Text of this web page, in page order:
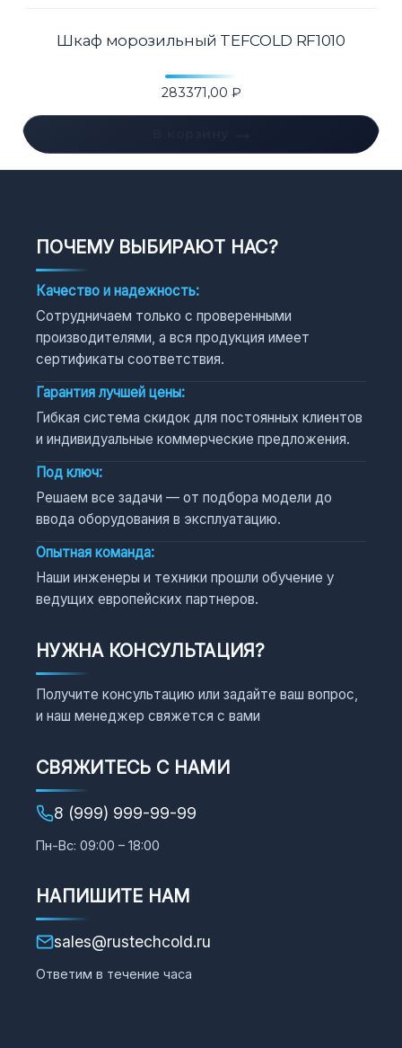
Шкаф морозильный TEFCOLD RF1010
283371,00 ₽
ПОЧЕМУ ВЫБИРАЮТ НАС?
Качество и надежность:
Сотрудничаем только с проверенными
производителями, а вся продукция имеет
сертификаты соответствия.
Гарантия лучшей цены:
Гибкая система скидок для постоянных клиентов
и индивидуальные коммерческие предложения.
Под ключ:
Решаем все задачи — от подбора модели до
ввода оборудования в эксплуатацию.
Опытная команда:
Наши инженеры и техники прошли обучение у
ведущих европейских партнеров.
НУЖНА КОНСУЛЬТАЦИЯ?
Получите консультацию или задайте ваш вопрос,
и наш менеджер свяжется с вами
СВЯЖИТЕСЬ С НАМИ
8 (999) 999-99-99
Пн-Вс: 09:00 – 18:00
НАПИШИТЕ НАМ
sales@rustechcold.ru
Ответим в течение часа